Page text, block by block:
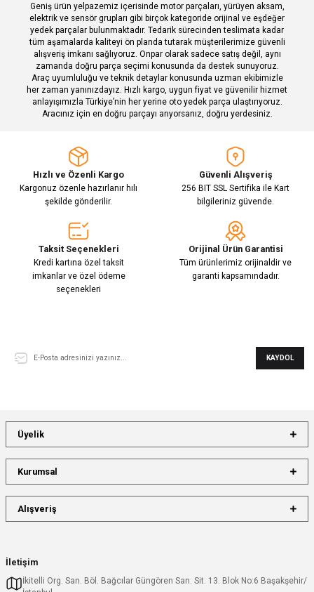
Bu ürüne benzer farklı alternatifler olmalı.
Gönder
Geniş ürün yelpazemiz içerisinde motor parçaları, yürüyen aksam,
elektrik ve sensör grupları gibi birçok kategoride orijinal ve eşdeğer
yedek parçalar bulunmaktadır. Tedarik sürecinden teslimata kadar
tüm aşamalarda kaliteyi ön planda tutarak müşterilerimize güvenli
alışveriş imkanı sağlıyoruz. Onpar olarak sadece satış değil, aynı
zamanda doğru parça seçimi konusunda da destek sunuyoruz.
Araç uyumluluğu ve teknik detaylar konusunda uzman ekibimizle
her zaman yanınızdayız. Hızlı kargo, uygun fiyat ve güvenilir hizmet
anlayışımızla Türkiye’nin her yerine oto yedek parça ulaştırıyoruz.
Aracınız için en doğru parçayı arıyorsanız, doğru yerdesiniz.
Hızlı ve Özenli Kargo
Kargonuz özenle hazırlanır hılı
şekilde gönderilir.
Güvenli Alışveriş
256 BIT SSL Sertifika ile Kart
bilgileriniz güvende.
Taksit Seçenekleri
Kredi kartına özel taksit
imkanlar ve özel ödeme
seçenekleri
Orijinal Ürün Garantisi
Tüm ürünlerimiz orijinaldir ve
garanti kapsamındadır.
KAYDOL
İletişim
İkitelli Org. San. Böl. Bağcılar Güngören San. Sit. 13. Blok No:6 Başakşehir/
Üyelik
Kurumsal
Alışveriş